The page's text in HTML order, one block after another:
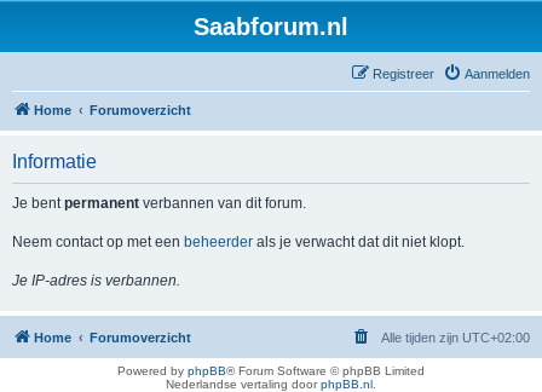
Saabforum.nl
Aanmelden
Registreer
Home Forumoverzicht
Informatie
Je bentpermanent verbannen van dit forum.
Neem contact op met een beheerder als je verwacht dat dit niet klopt.
Je IP-adres is verbannen.
Home Forumoverzicht Alle tijden zijn UTC+02:00
Powered by phpBB® Forum Software © phpBB Limited
Nederlandse vertaling doorphpBB.nl